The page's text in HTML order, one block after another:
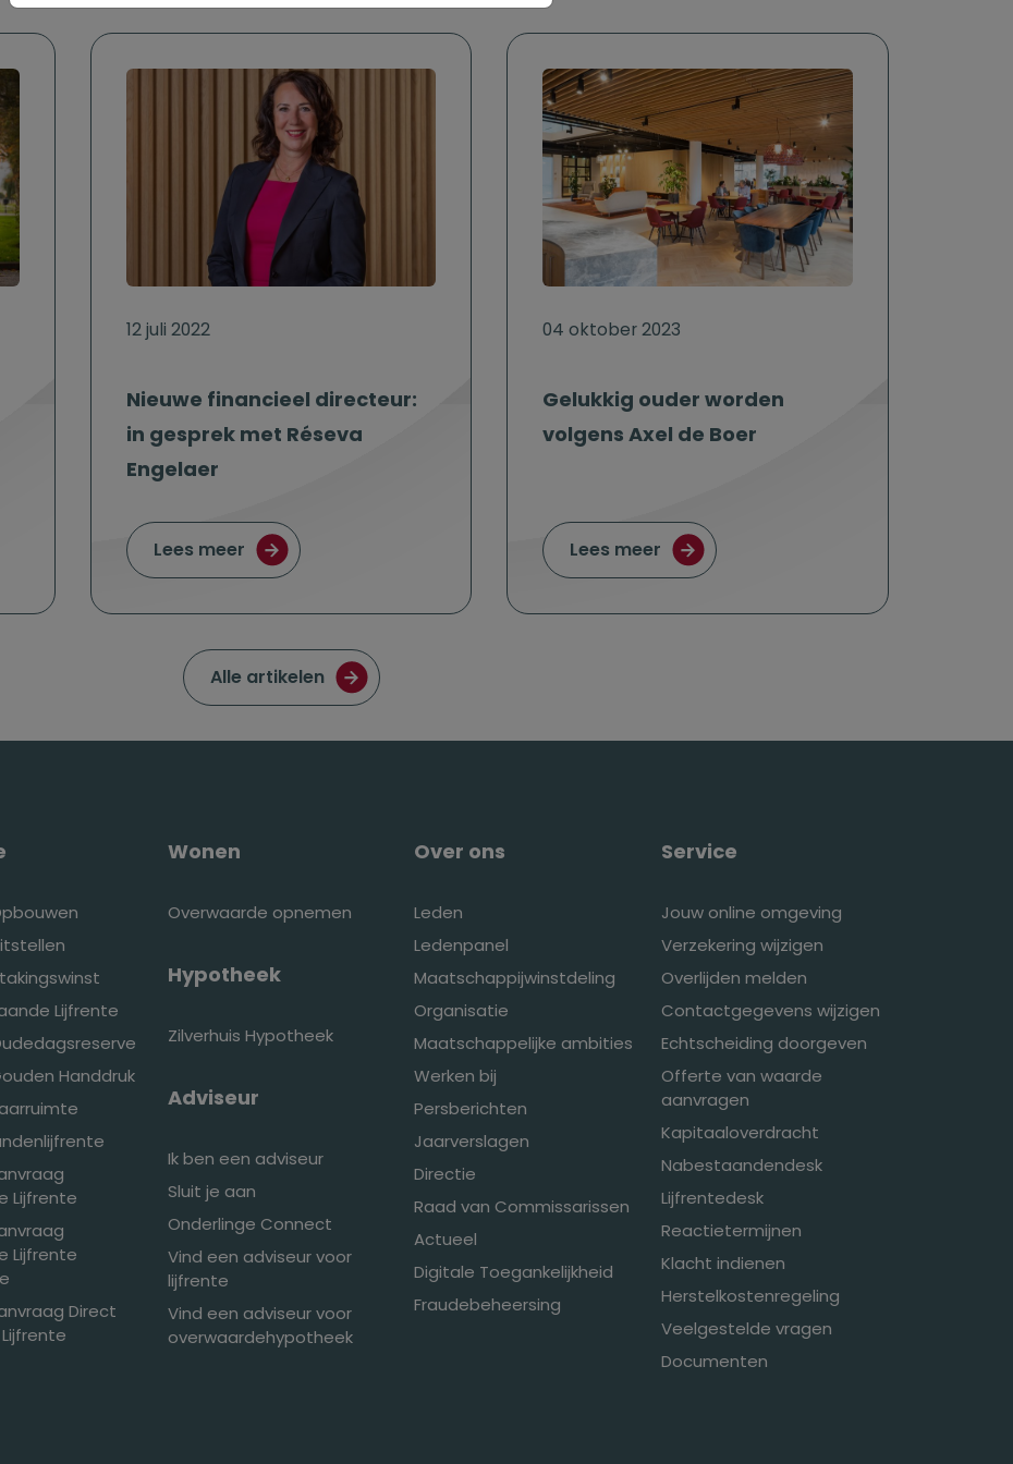
vrouwen met ambitie én een boodschap
12 juli 2022
Nieuwe financieel directeur:
in gesprek met Réseva
Engelaer
Lees meerover Nieuwe financieel directeur: in gesprek met Réseva Engelaer
04 oktober 2023
Gelukkig ouder worden
volgens Axel de Boer
Lees meer over Gelukkig ouder worden volgens
Ga naar de pagina met
Alle artikelen
Lijfrente
Handdruk
Lijfrente
Lijfrente
Direct
Wonen
Overwaarde opnemen
Hypotheek
Zilverhuis Hypotheek
Adviseur
Ik ben een adviseur
Sluit je aan
Onderlinge Connect
Vind een adviseur voor
lijfrente
Vind een adviseur voor
overwaardehypotheek
Over ons
Leden
Ledenpanel
Maatschappijwinstdeling
Organisatie
Maatschappelijke ambities
Werken bij
Persberichten
Jaarverslagen
Directie
Raad van Commissarissen
Actueel
Digitale Toegankelijkheid
Fraudebeheersing
Service
Jouw online omgeving
Verzekering wijzigen
Overlijden melden
Contactgegevens wijzigen
Echtscheiding doorgeven
Offerte van waarde
aanvragen
Kapitaaloverdracht
Nabestaandendesk
Lijfrentedesk
Reactietermijnen
Klacht indienen
Herstelkostenregeling
Veelgestelde vragen
Documenten